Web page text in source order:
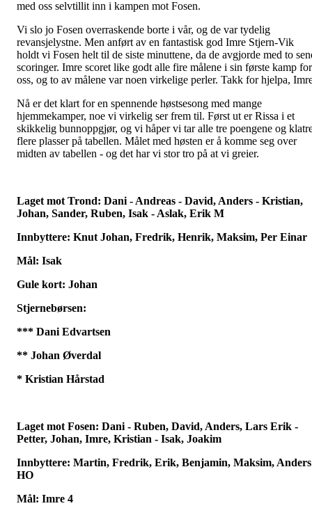
med oss selvtillit inn i kampen mot Fosen.
Vi slo jo Fosen overraskende borte i vår, og de var tydelig
revansjelystne. Men anført av en fantastisk god Imre Stjern-Vik
holdt vi Fosen helt til de siste minuttene, da de avgjorde med to
scoringer. Imre scoret like godt alle fire målene i sin første kamp for
oss, og to av målene var noen virkelige perler. Takk for hjelpa,
Nå er det klart for en spennende høstsesong med mange
hjemmekamper, noe vi virkelig ser frem til. Først ut er Rissa i et
skikkelig bunnoppgjør, og vi håper vi tar alle tre poengene og
flere plasser på tabellen. Målet med høsten er å komme seg over
midten av tabellen - og det har vi stor tro på at vi greier.
Laget mot Trond: Dani - Andreas - David, Anders - Kristian,
Johan, Sander, Ruben, Isak - Aslak, Erik M
Innbyttere: Knut Johan, Fredrik, Henrik, Maksim, Per Einar
Mål: Isak
Gule kort: Johan
Stjernebørsen:
*** Dani Edvartsen
** Johan Øverdal
* Kristian Hårstad
Laget mot Fosen: Dani - Ruben, David, Anders, Lars Erik -
Petter, Johan, Imre, Kristian - Isak, Joakim
Innbyttere: Martin, Fredrik, Erik, Benjamin, Maksim, Anders
HO
Mål: Imre 4